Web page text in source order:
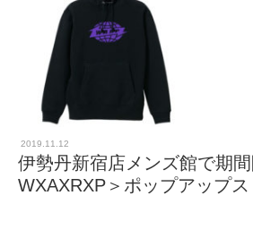
2019.11.12
伊勢丹新宿店メンズ館で期間
WXAXRXP＞ポップアップス